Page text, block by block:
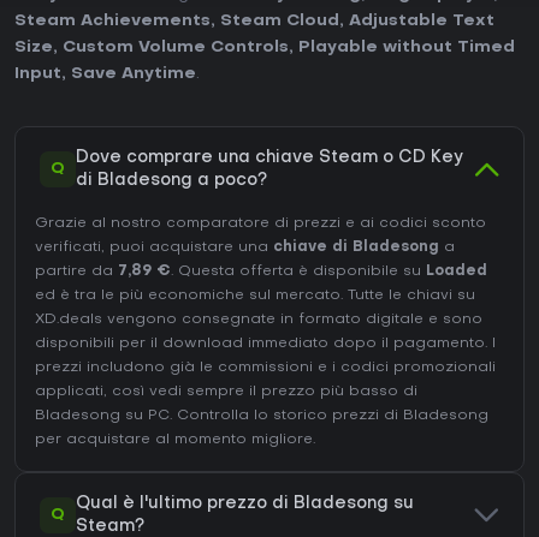
Steam Achievements, Steam Cloud , Adjustable Text
Size, Custom Volume Controls,
Playable without Timed
Input, Save Anytime.
Q
Dove comprare una chiave Steam o CD Key
di Bladesong a poco?
Grazie al nostro comparatore di prezzi e ai codici sconto
verificati, puoi acquistare una chiave di Bladesong
a
partire da 7,89 €. Questa offerta è disponibile su Loaded
ed è tra le più economiche sul mercato. Tutte le chiavi su
XD.deals vengono consegnate in formato digitale e sono
disponibili per il download immediato dopo il pagamento. I
prezzi includono già le commissioni e i codici promozionali
applicati, così vedi sempre il prezzo più basso di
Bladesong su PC. Controlla lo storico prezzi di Bladesong
per acquistare al momento migliore.
Q
Qual è l'ultimo prezzo di Bladesong su
Steam?